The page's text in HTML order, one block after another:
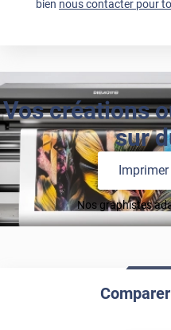
bien nous contacter pour
Vos créations
sur
Nos graphistes